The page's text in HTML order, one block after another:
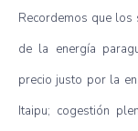
Recordemos que
de la energía
precio justo por la
Itaipu; cogestión